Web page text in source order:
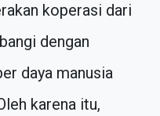
koperasi dari
dengan
daya manusia
karena itu,